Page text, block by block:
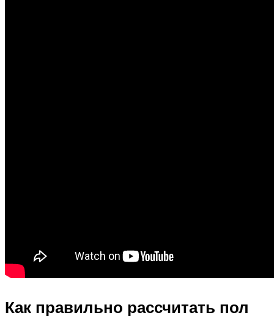
Как правильно рассчитать пол